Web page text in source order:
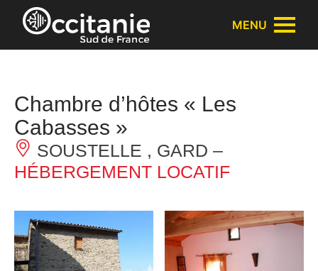
Panneau de gestion des cookies
MENU
Chambre d’hôtes « Les
Cabasses »
SOUSTELLE , GARD –
HÉBERGEMENT LOCATIF